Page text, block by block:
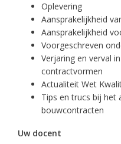
Oplevering
Aansprakelijkheid
Aansprakelijkheid
Voorgeschreven
Verjaring en verval
contractvormen
Actualiteit Wet
Tips en trucs bij het
bouwcontracten
Uw docent